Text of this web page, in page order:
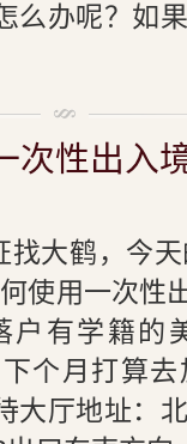
么办呢？如
次性出入
找大鹤，今
使用一次性
户有学籍的
个月打算
大厅地址：